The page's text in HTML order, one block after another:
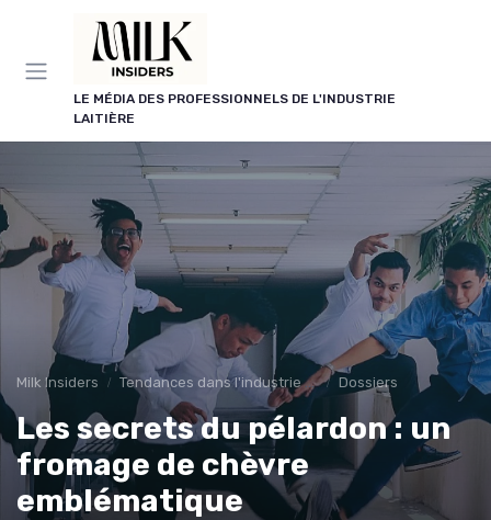
LE MÉDIA DES PROFESSIONNELS DE L'INDUSTRIE
LAITIÈRE
Milk Insiders Tendances dans l'industrie des produits laitiers Dossiers
Les secrets du pélardon : un
fromage de chèvre
emblématique